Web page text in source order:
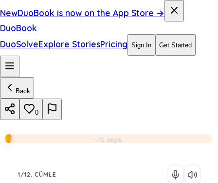
NewDuoBook is now on the App Store →
DuoBook
DuoSolveExplore StoriesPricing Sign In Get Started
Back
0
1/2. sayfa
1/12. CÜMLE